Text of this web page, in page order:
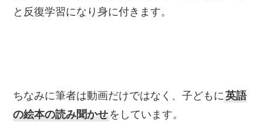
と反復学習になり身に付きます。
ちなみに筆者は動画だけではなく、子どもに英語
の絵本の読み聞かせ をしています。